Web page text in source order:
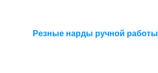
Резные нарды ручной работы